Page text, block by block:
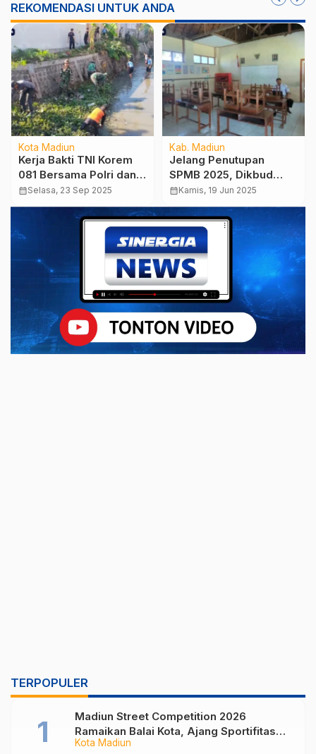
REKOMENDASI UNTUK ANDA
Kota Madiun
Kerja Bakti TNI Korem
081 Bersama Polri dan
Warga, Fokus Bersihkan
Sungai Maling
calendar_monthSelasa, 23 Sep 2025
Kab. Madiun
Jelang Penutupan
SPMB 2025, Dikbud
Siapkan Strategi
Distribusi Siswa atau
Merger Sekolah
calendar_monthKamis, 19 Jun 2025
TERPOPULER
Kota Madiun
Madiun Street Competition 2026
Ramaikan Balai Kota, Ajang Sportifitas
Anak Muda dari Basket 3×3 hingga Mural